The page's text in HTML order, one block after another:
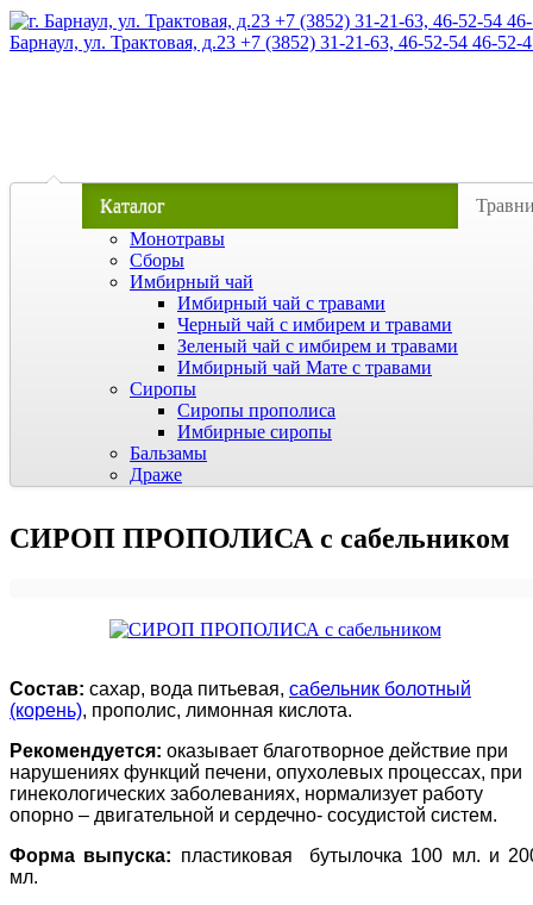
Барнаул, ул. Трактовая, д.23 +7 (3852) 31-21-63, 46-52-54 46-52-
Каталог
Монотравы
Сборы
Имбирный чай
Имбирный чай с травами
Черный чай с имбирем и травами
Зеленый чай с имбирем и травами
Имбирный чай Мате с травами
Сиропы
Сиропы прополиса
Имбирные сиропы
Бальзамы
Драже
СИРОП ПРОПОЛИСА с сабельником
Состав: сахар, вода питьевая, сабельник болотный
(корень), прополис, лимонная кислота.
Рекомендуется: оказывает благотворное действие при
нарушениях функций печени, опухолевых процессах, при
гинекологических заболеваниях, нормализует работу
опорно – двигательной и сердечно- сосудистой систем.
Форма выпуска: пластиковая бутылочка 100 мл. и
мл.